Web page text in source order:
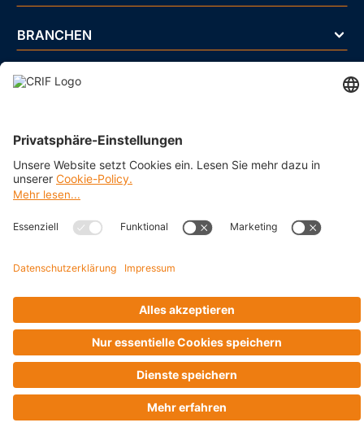
BRANCHEN
Impressum
Business Ethics Policy
© 2026 CRIF GmbH AT | Copyright
9001, ISO 45001, ISO/IEC 27001, ISO 14001